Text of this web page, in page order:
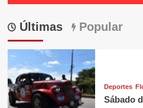
Últimas Popular
Deportes
Sábado